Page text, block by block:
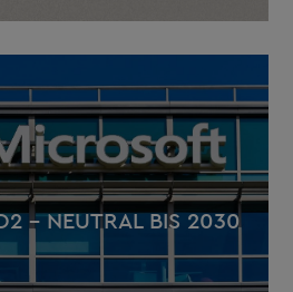
– NEUTRAL BIS 2030